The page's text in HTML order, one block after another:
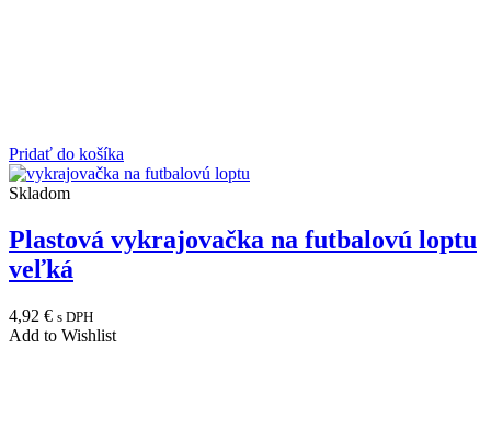
Pridať do košíka
Skladom
Plastová vykrajovačka na futbalovú loptu
veľká
4,92 € s DPH
Add to Wishlist